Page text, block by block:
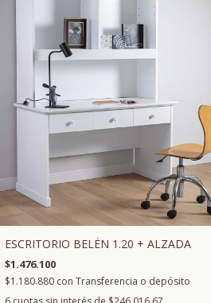
ESCRITORIO BELÉN 1.20 + ALZADA
$1.476.100
$1.180.880 con Transferencia o depósito